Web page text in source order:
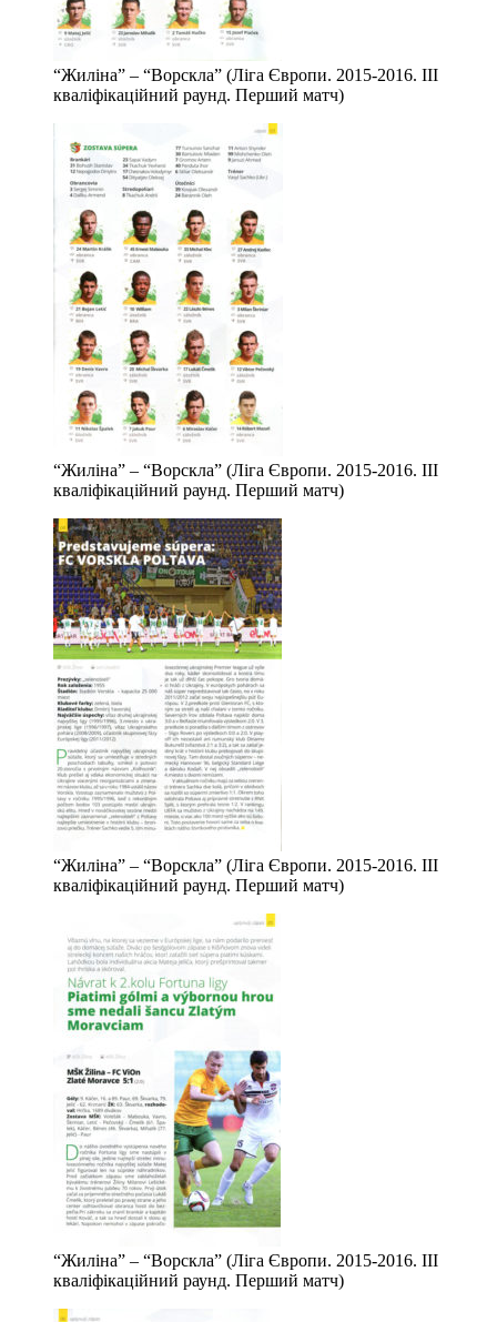
“Жиліна” – “Ворскла” (Ліга Європи. 2015-2016. ІІІ
кваліфікаційний раунд. Перший матч)
“Жиліна” – “Ворскла” (Ліга Європи. 2015-2016. ІІІ
кваліфікаційний раунд. Перший матч)
“Жиліна” – “Ворскла” (Ліга Європи. 2015-2016. ІІІ
кваліфікаційний раунд. Перший матч)
“Жиліна” – “Ворскла” (Ліга Європи. 2015-2016. ІІІ
кваліфікаційний раунд. Перший матч)